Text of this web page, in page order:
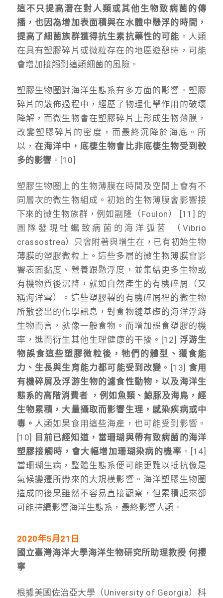
這不只提高潛在對人類或其他生物致病菌的傳
播，也因為增加表面積與在水體中懸浮的時間，
提高了細菌族群獲得抗生素抗藥性的可能 。人類
在具有塑膠碎片或微粒存在的地區遊憩時，可能
會增加接觸到這類細菌的風險。
塑膠生物圈對海洋生態系有多方面的影響。塑膠
碎片的散佈過程中，經歷了物理化學作用的破壞
降解，而微生物會在塑膠碎片上形成生物薄膜，
改變塑膠碎片的密度，而最終沉降於海底。所
以， 在海洋中，底棲生物會比非底棲生物受到較
多的影響 。[10]
塑膠生物圈上的生物薄膜在時間及空間上會有不
同層次的微生物組成。初始的生物薄膜會影響接
下來的微生物族群，例如副隆（Foulon） [11] 的
團隊發現牡蠣致病菌的海洋弧菌 （Vibrio
crassostrea）只會附著與增生在，已有初始生物
薄膜的塑膠微粒上。這些多層的微生物薄膜會影
響表面黏度、營養跟懸浮度，並集結更多生物或
有機物質後沉降，就如自然產生的有機碎屑（又
稱海洋雪）。這些塑膠製的有機碎屑裡的微生物
所散發出的化學訊息，對食物鏈基礎的海洋浮游
生物而言，就像一般食物。而增加誤食塑膠的機
率，進而衍生其他生理健康的干擾。[12] 浮游生
物誤食這些塑膠微粒後，牠們的體型、獵食能
力、生長與生育能力都可能受到改變 。[13] 食用
有機碎屑及浮游生物的濾食性動物，以及海洋生
態系的高階消費者 ，例如魚類、鯨豚及海鳥，經
生物累積，大量攝取而影響生理，感染疾病或中
毒。 人類如果食用這些海產，也可能受到影響。
[10]
目前已經知道，當珊瑚與帶有致病菌的海洋
塑膠接觸時，會大幅增加珊瑚染病的機率 。[14]
當珊瑚生病，整體生態系便可能更難以抵抗像是
氣候變遷所帶來的大規模影響。海洋塑膠生物圈
造成的後果雖然不容易直接觀察，但累積起來卻
可能持續影響海洋生態系，最終影響人類。
2020年5月21日
國立臺灣海洋大學海洋生物研究所助理教授 何攖
寧
根據美國佐治亞大學（University of Georgia）科